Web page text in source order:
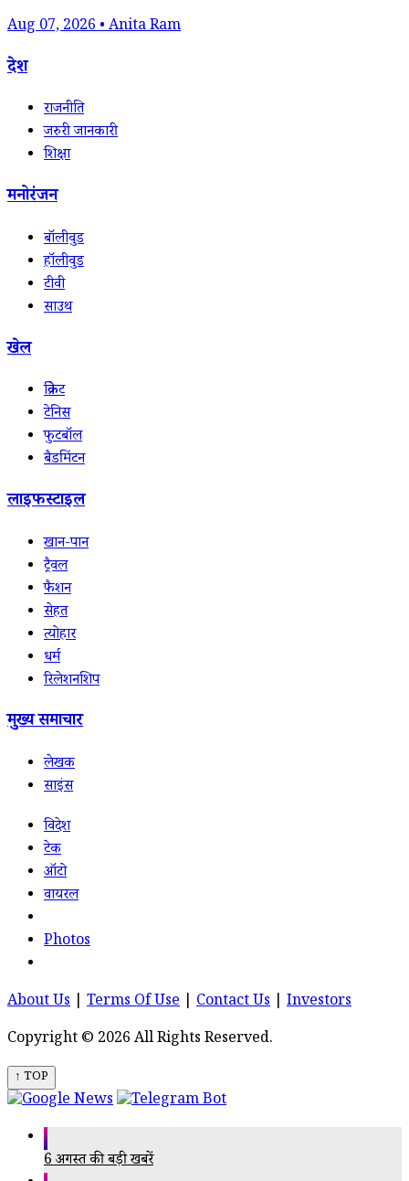
Aug 07, 2026 • Anita Ram
देश
राजनीति
जरुरी जानकारी
शिक्षा
मनोरंजन
बॉलीवुड
हॉलीवुड
टीवी
साउथ
खेल
क्रिकेट
टेनिस
फुटबॉल
बैडमिंटन
लाइफस्टाइल
खान-पान
ट्रैवल
फैशन
सेहत
त्योहार
धर्म
रिलेशनशिप
मुख्य समाचार
लेखक
साइंस
विदेश
टेक
ऑटो
वायरल
Photos
About Us Terms Of Use Contact Us
Investors
Copyright © 2026 All Rights Reserved.
↑ TOP
6 अगस्त की बड़ी खबरें